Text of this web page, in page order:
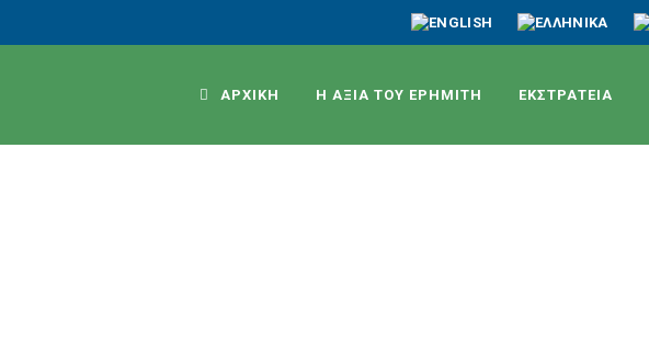
ΑΡΧΙΚΗ Η ΑΞΙΑ ΤΟΥ ΕΡΗΜΙΤΗ ΕΚΣΤΡΑΤΕΙΑ